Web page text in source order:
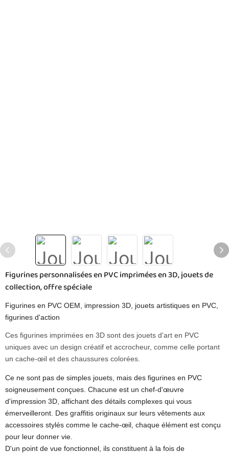
Figurines personnalisées en PVC imprimées en 3D, jouets de
collection, offre spéciale
Figurines en PVC OEM, impression 3D, jouets artistiques en PVC,
figurines d'action
Ces figurines imprimées en 3D sont des jouets d'art en PVC
uniques avec un design créatif et accrocheur, comme celle portant
un cache-œil et des chaussures colorées.
Ce ne sont pas de simples jouets, mais des figurines en PVC
soigneusement conçues. Chacune est un chef-d'œuvre
d'impression 3D, affichant des détails complexes qui vous
émerveilleront. Des graffitis originaux sur leurs vêtements aux
accessoires stylés comme le cache-œil, chaque élément est conçu
pour leur donner vie.
D'un point de vue fonctionnel, ils constituent à la fois de